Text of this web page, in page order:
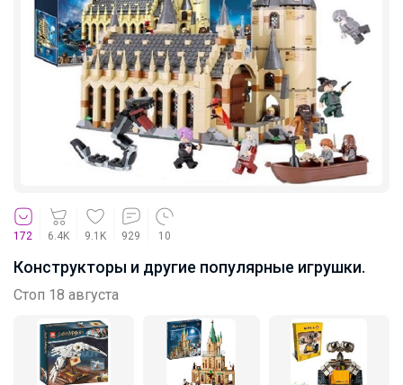
172 6.4K 9.1K 929 10
Конструкторы и другие популярные игрушки.
Стоп 18 августа
Рюкзаки и ранцы Brauberg, Grizzly,
Heikki
Натка
Качественный школьный трикотаж от
belkakrsk
Azzarti - школьная форма и одежда
премиум качества до 170 см